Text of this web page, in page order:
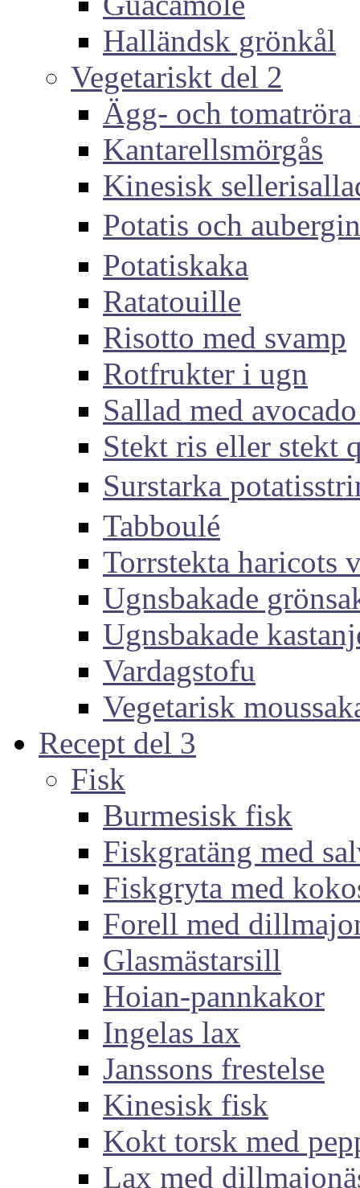
Halländsk grönkål
Vegetariskt del 2
Ägg- och
Kantarellsmörgås
Kinesisk
Potatis och
Potatiskaka
Ratatouille
Risotto med svamp
Rotfrukter i ugn
Sallad med
Stekt ris eller stekt
Surstarka
Tabboulé
Torrstekta haricots
Ugnsbakade
Ugnsbakade
Vardagstofu
Vegetarisk
Recept del 3
Fisk
Burmesisk fisk
Fiskgratäng med
Fiskgryta med
Forell med
Glasmästarsill
Hoian-pannkakor
Ingelas lax
Janssons frestelse
Kinesisk fisk
Kokt torsk med
Lax med